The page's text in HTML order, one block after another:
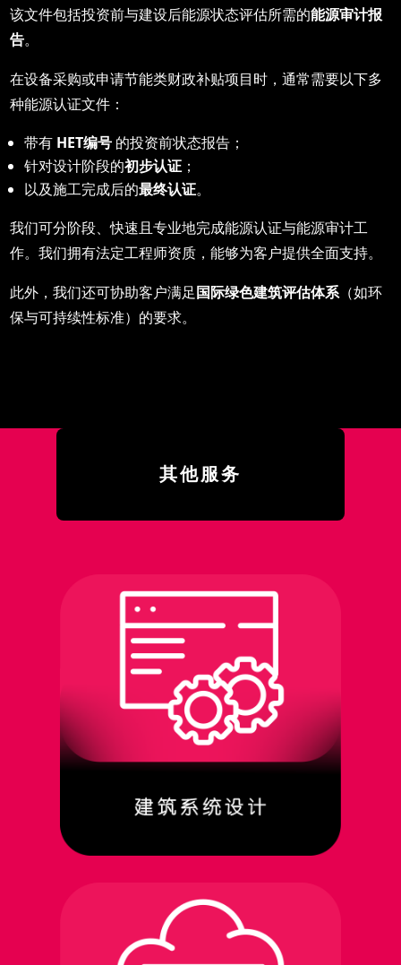
该文件包括投资前与建设后能源状态评估所需的能源审计报
告。
在设备采购或申请节能类财政补贴项目时，通常需要以下多
种能源认证文件：
带有 HET编号 的投资前状态报告；
针对设计阶段的初步认证 ；
以及施工完成后的最终认证。
我们可分阶段、快速且专业地完成能源认证与能源审计工
作。我们拥有法定工程师资质，能够为客户提供全面支持。
此外，我们还可协助客户满足国际绿色建筑评估体系（如环
保与可持续性标准）的要求。
其他服务